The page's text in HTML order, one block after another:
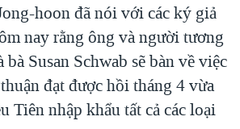
TRANH TẠI DẢI GAZA
& CON ĐƯỜNG
GIỚI
- NGƯỜI HẠ 'BÊN THẮNG CUỘC'
hoon đã nói với các ký giả
nay rằng ông và người tương
Susan Schwab sẽ bàn về việc
đạt được hồi tháng 4 vừa
Tiên nhập khẩu tất cả các loại